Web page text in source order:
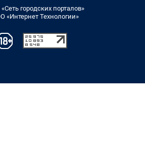
городских порталов»
«Интернет Технологии»